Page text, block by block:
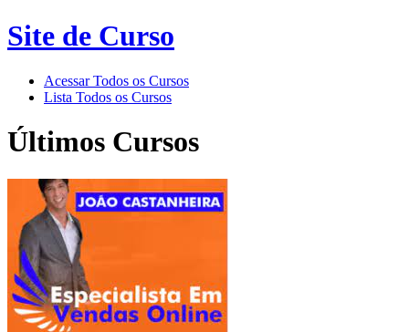
Site de Curso
Acessar Todos os Cursos
Lista Todos os Cursos
Últimos Cursos